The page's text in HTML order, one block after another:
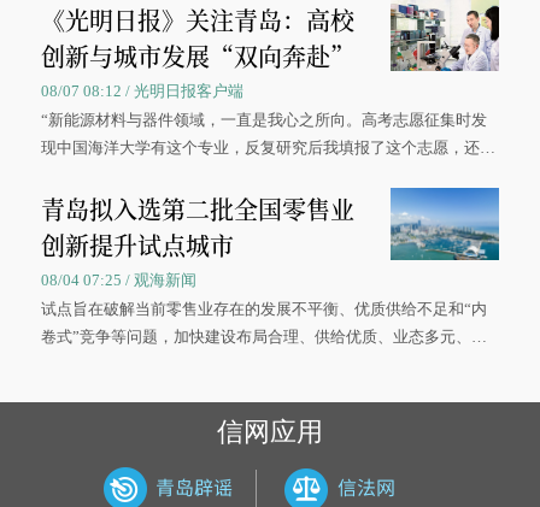
《光明日报》关注青岛：高校
创新与城市发展“双向奔赴”
08/07 08:12 / 光明日报客户端
“新能源材料与器件领域，一直是我心之所向。高考志愿征集时发
现中国海洋大学有这个专业，反复研究后我填报了这个志愿，还真
大学材料科学与工程学院材料类专业的录取通知书。
青岛拟入选第二批全国零售业
创新提升试点城市
08/04 07:25 / 观海新闻
试点旨在破解当前零售业存在的发展不平衡、优质供给不足和“内
卷式”竞争等问题，加快建设布局合理、供给优质、业态多元、智
信网应用